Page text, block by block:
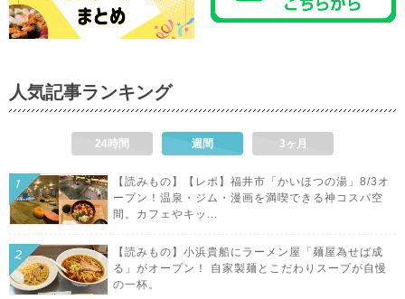
人気記事ランキング
24時間 週間 3ヶ月
【読みもの】【レポ】福井市「かいほつの湯」8/3オ
ープン！温泉・ジム・漫画を満喫できる神コスパ空
間。カフェやキッ...
【読みもの】小浜貴船にラーメン屋「麺屋為せば成
る」がオープン！ 自家製麺とこだわりスープが自慢
の一杯。